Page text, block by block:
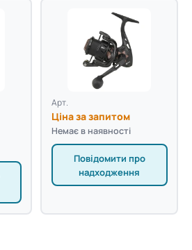
Арт.
Ціна за запитом
Немає в наявності
Повідомити про
надходження